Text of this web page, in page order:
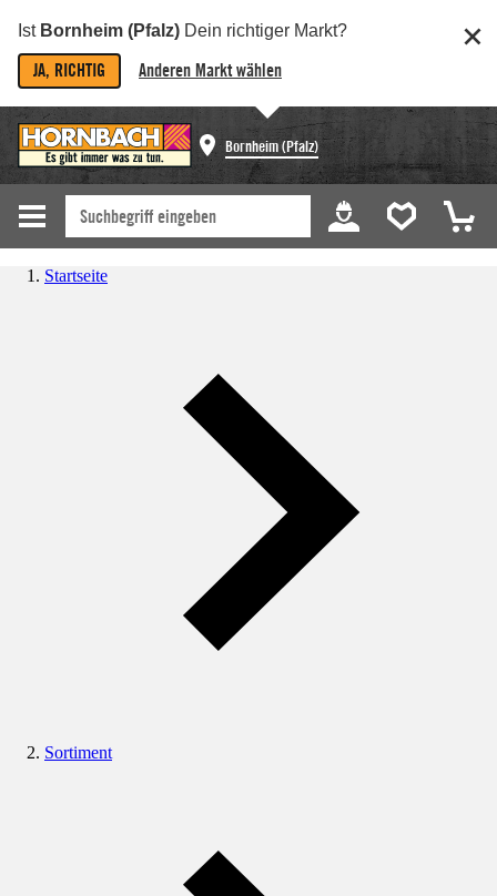
Ist Bornheim (Pfalz) Dein richtiger Markt?
JA, RICHTIG Anderen Markt wählen
Bornheim (Pfalz)
Startseite
Sortiment